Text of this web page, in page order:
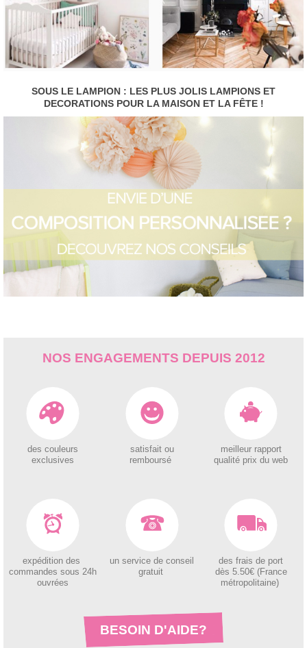
SOUS LE LAMPION : LES PLUS JOLIS LAMPIONS ET
DECORATIONS POUR LA MAISON ET LA FÊTE !
NOS ENGAGEMENTS DEPUIS 2012
des couleurs
exclusives
satisfait ou
remboursé
meilleur rapport
qualité prix du web
expédition des
commandes sous 24h
ouvrées
un service de conseil
gratuit
des frais de port
dès 5.50€ (France
métropolitaine)
BESOIN D'AIDE?